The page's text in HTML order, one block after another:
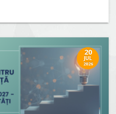
20
JUL
2026